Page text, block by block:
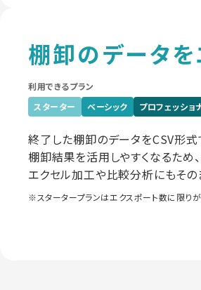
棚卸のデータを
利用できるプラン
スターター
ベーシック プロフェッショ
終了した棚卸のデータをCSV形式
棚卸結果を活用しやすくなるため
エクセル加工や比較分析にもその
※スタータープランはエクスポート数に限りが